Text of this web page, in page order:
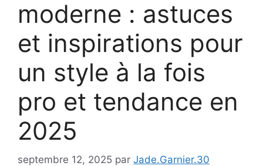
moderne : astuces
et inspirations pour
un style à la fois
pro et tendance en
2025
septembre 12, 2025 par Jade.Garnier.30